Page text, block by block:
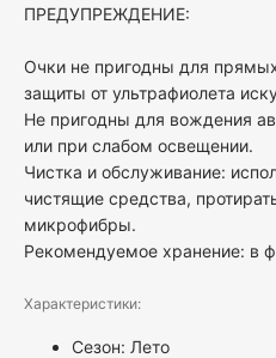
ПРЕДУПРЕЖДЕНИЕ:
Очки не пригодны для
защиты от ультрафиолета
Не пригодны для вождения
или при слабом освещении.
Чистка и обслуживание:
чистящие средства,
микрофибры.
Рекомендуемое хранение: в
Характеристики:
Сезон: Лето